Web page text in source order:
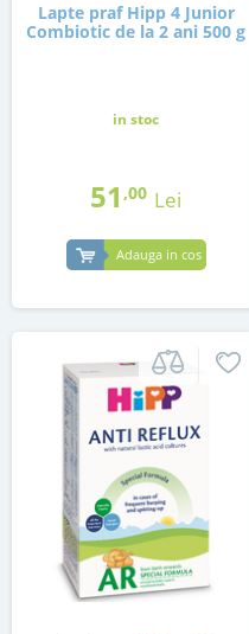
Lapte praf Hipp 4 Junior
Combiotic de la 2 ani 500 g
in stoc
51 ,00 Lei
Adauga in cos